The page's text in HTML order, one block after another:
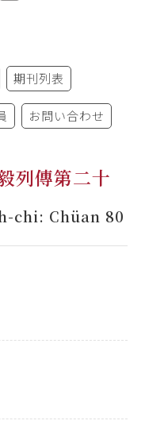
期刊列表
お問い合わせ
列傳第二十
chi: Chüan 80